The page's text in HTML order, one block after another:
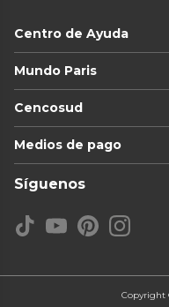
Centro de Ayuda
Mundo Paris
Cencosud
Medios de pago
Síguenos
Copyright